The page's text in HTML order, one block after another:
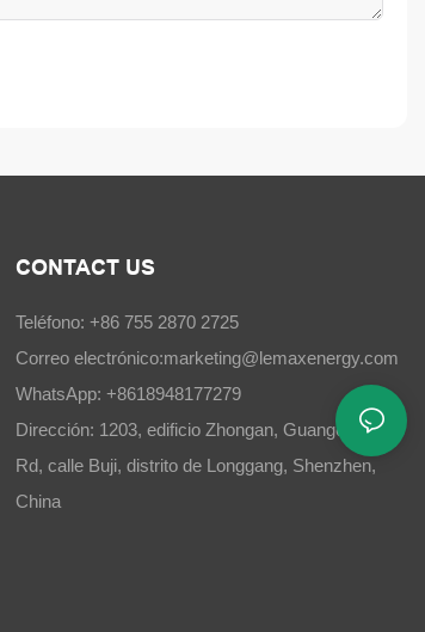
CONTACT US
Teléfono: +86 755 2870 2725
Correo electrónico:marketing@lemaxenergy.com
WhatsApp: +8618948177279
Dirección: 1203, edificio Zhongan, Guangchang
Rd, calle Buji, distrito de Longgang, Shenzhen,
China